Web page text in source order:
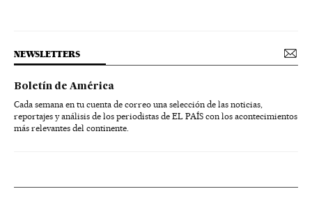
NEWSLETTERS
Boletín de América
Cada semana en tu cuenta de correo una selección de las noticias,
reportajes y análisis de los periodistas de EL PAÍS con los acontecimientos
más relevantes del continente.